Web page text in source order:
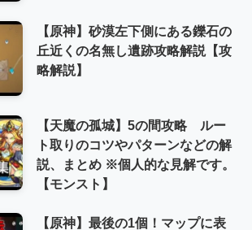
【原神】砂漠左下側にある鑠石の
丘近くの名無し遺跡攻略解説【攻
略解説】
【天魔の孤城】5の間攻略 ルー
ト取りのコツやパターンなどの解
説、まとめ ※個人的な見解です。
【モンスト】
【原神】最後の1個！マップに表